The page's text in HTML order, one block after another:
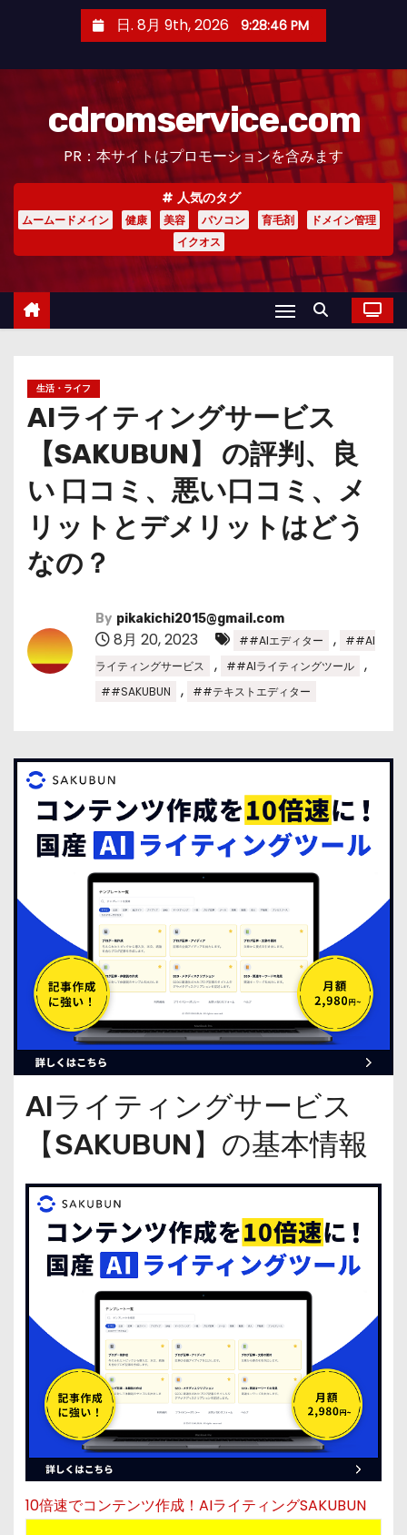
日. 8月 9th, 2026 9:28:47 PM
cdromservice.com
PR：本サイトはプロモーションを含みます
人気のタグ
ムームードメイン 健康 美容 パソコン 育毛剤
ドメイン管理
イクオス
生活・ライフ
AIライティングサービス
【SAKUBUN】 の評判、良
い 口コミ、悪い口コミ、メ
リットとデメリットはどう
なの？
By pikakichi2015@gmail.com
8月 20, 2023 ##AIエディター ,
##AI
ライティングサービス
, ##AIライティングツール ,
##SAKUBUN , ##テキストエディター
AIライティングサービス
【SAKUBUN】の基本情報
10倍速でコンテンツ作成！AIライティングSAKUBUN